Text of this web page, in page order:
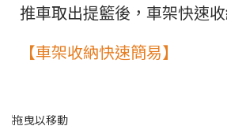
推車取出提籃後，車架快速收
【車架收納快速簡易】